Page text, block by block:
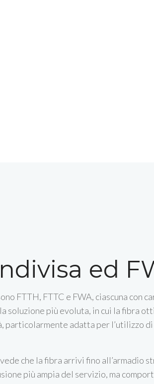
ed
FTTH, FTTC e FWA, ciascuna
soluzione più evoluta, in cui la fibra
particolarmente adatta per l’utilizzo
che la fibra arrivi fino all’armadio
più ampia del servizio, ma